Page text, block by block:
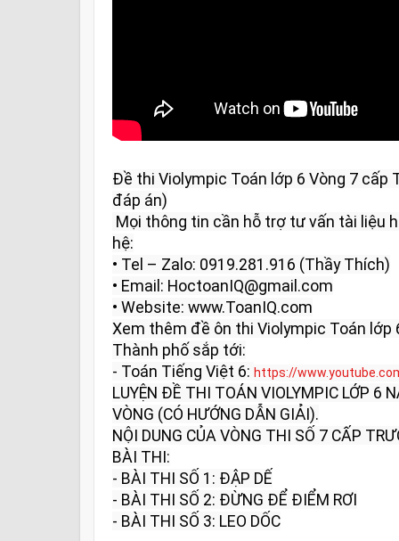
Đề thi Violympic Toán lớp 6 Vòng 7 cấp
đáp án)
hệ:
• Tel – Zalo: 0919.281.916 (Thầy Thích)
• Email: HoctoanIQ@gmail.com
• Website: www.ToanIQ.com
Xem thêm đề ôn thi Violympic Toán lớp
Thành phố sắp tới:
- Toán Tiếng Việt 6: https://
LUYỆN ĐỀ THI TOÁN VIOLYMPIC LỚP 6
VÒNG (CÓ HƯỚNG DẪN GIẢI).
NỘI DUNG CỦA VÒNG THI SỐ 7 CẤP
BÀI THI:
- BÀI THI SỐ 1: ĐẬP DẾ
- BÀI THI SỐ 2: ĐỪNG ĐỂ ĐIỂM RƠI
- BÀI THI SỐ 3: LEO DỐC